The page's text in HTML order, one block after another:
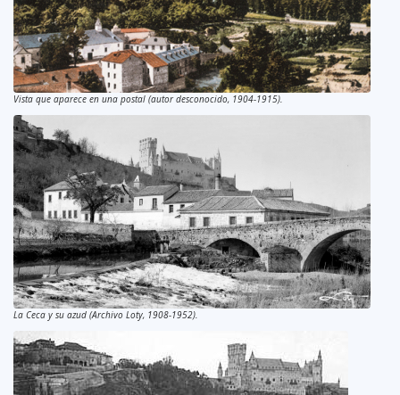
Vista que aparece en una postal (autor desconocido, 1904-1915).
La Ceca y su azud (Archivo Loty, 1908-1952).